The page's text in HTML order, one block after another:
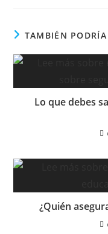
TAMBIÉN PODRÍA
Lo que debes
¿Quién